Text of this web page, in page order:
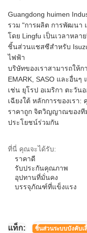
Guangdong huimen
รวม "การผลิต การพัฒนา
โดย Lingfu เป็นเวลาหล
ชิ้นส่วนแชสซีสำหรับ
ไฟฟ้า
บริษัทของเราสามารถให้ก
EMARK, SASO และอื่น
เช่น ยุโรป อเมริกา ตะวัน
เฉียงใต้ หลักการของเรา
ราคาถูก จิตวิญญาณของที
ประโยชน์ร่วมกัน
ที่นี่ คุณจะได้รับ:
ราคาดี
รับประกันคุณภาพ
อุปทานที่มั่นคง
บรรจุภัณฑ์ที่แข็งแรง
แท็ก: ชิ้นส่วนระบบบังคับเ